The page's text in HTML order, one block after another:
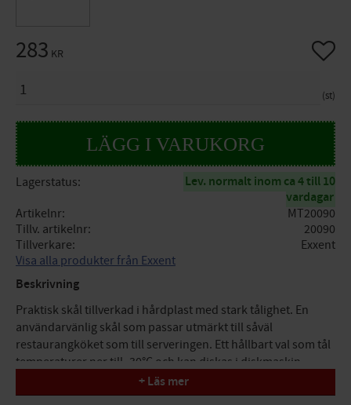
283 KR
st
Lägg
Lagerstatus
Lev. normalt inom ca 4 till 10
vardagar
Artikelnr
MT20090
Tillv. artikelnr
20090
Tillverkare
Exxent
Visa alla produkter från Exxent
Beskrivning
Praktisk skål tillverkad i hårdplast med stark tålighet. En
användarvänlig skål som passar utmärkt till såväl
restaurangköket som till serveringen. Ett hållbart val som tål
temperaturer ner till -30°C och kan diskas i diskmaskin,
framtagen för den tuffa miljön inom den professionella
verksamheten.
+ Läs mer